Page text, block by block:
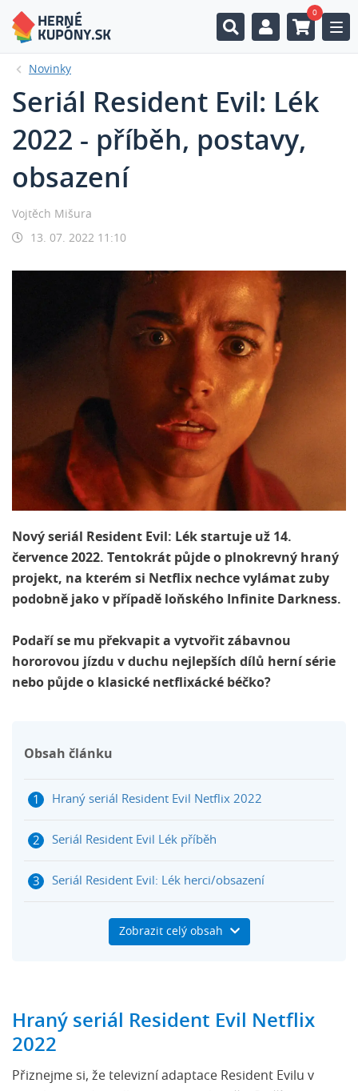
0
Novinky
Seriál Resident Evil: Lék
2022 - příběh, postavy,
obsazení
Vojtěch Mišura
13. 07. 2022 11:10
Nový seriál Resident Evil: Lék startuje už 14.
července 2022. Tentokrát půjde o plnokrevný hraný
projekt, na kterém si Netflix nechce vylámat zuby
podobně jako v případě loňského Infinite Darkness.
Podaří se mu překvapit a vytvořit zábavnou
hororovou jízdu v duchu nejlepších dílů herní série
nebo půjde o klasické netflixácké béčko?
Obsah článku
Hraný seriál Resident Evil Netflix 2022
Seriál Resident Evil Lék příběh
Seriál Resident Evil: Lék herci/obsazení
Seriál Resident Evil Lék 2022 díly a datum
Zobrazit celý obsah
Hraný seriál Resident Evil Netflix
2022
Přiznejme si, že televizní adaptace Resident Evilu v